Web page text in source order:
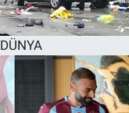
DÜNYA